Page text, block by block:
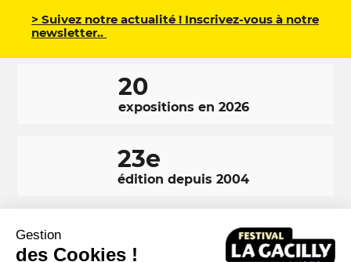
Gestion
des Cookies !
> Suivez notre actualité ! Inscrivez-vous à notre
newsletter..
20
expositions en 2026
23e
édition depuis 2004
visiteurs en 2025